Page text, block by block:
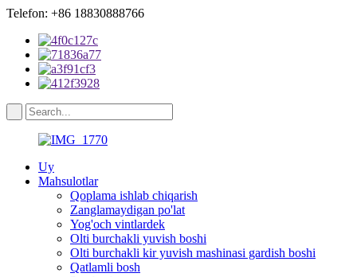
Telefon: +86 18830888766
Uy
Mahsulotlar
Qoplama ishlab chiqarish
Zanglamaydigan po'lat
Yog'och vintlardek
Olti burchakli yuvish boshi
Olti burchakli kir yuvish mashinasi gardish boshi
Qatlamli bosh